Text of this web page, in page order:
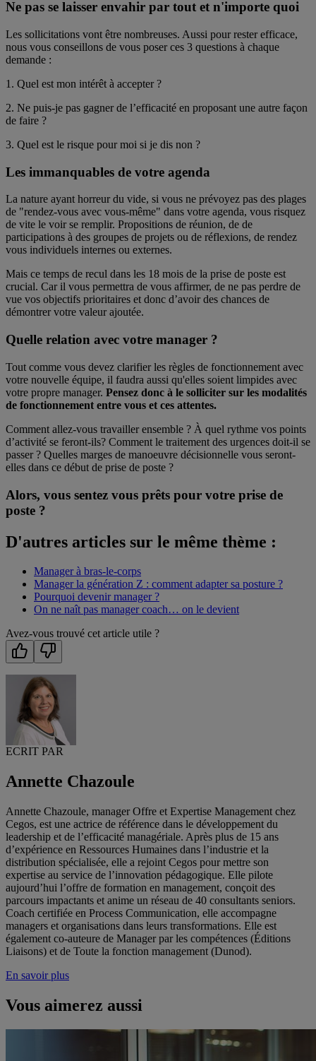
Ne pas se laisser envahir par tout et n'importe quoi
Les sollicitations vont être nombreuses. Aussi pour rester efficace,
nous vous conseillons de vous poser ces 3 questions à chaque
demande :
1. Quel est mon intérêt à accepter ?
2. Ne puis-je pas gagner de l’efficacité en proposant une autre façon
de faire ?
3. Quel est le risque pour moi si je dis non ?
Les immanquables de votre agenda
La nature ayant horreur du vide, si vous ne prévoyez pas des plages
de "rendez-vous avec vous-même" dans votre agenda, vous risquez
de vite le voir se remplir. Propositions de réunion, de de
participations à des groupes de projets ou de réflexions, de rendez
vous individuels internes ou externes.
Mais ce temps de recul dans les 18 mois de la prise de poste est
crucial. Car il vous permettra de vous affirmer, de ne pas perdre de
vue vos objectifs prioritaires et donc d’avoir des chances de
démontrer votre valeur ajoutée.
Quelle relation avec votre manager ?
Tout comme vous devez clarifier les règles de fonctionnement avec
votre nouvelle équipe, il faudra aussi qu'elles soient limpides avec
votre propre manager. Pensez donc à le solliciter sur les modalités
de fonctionnement entre vous et ces attentes.
Comment allez-vous travailler ensemble ? À quel rythme vos points
d’activité se feront-ils? Comment le traitement des urgences doit-il se
passer ? Quelles marges de manoeuvre décisionnelle vous seront-
elles dans ce début de prise de poste ?
Alors, vous sentez vous prêts pour votre prise de
poste ?
D'autres articles sur le même thème :
Manager à bras-le-corps
Manager la génération Z : comment adapter sa posture ?
Pourquoi devenir manager ?
On ne naît pas manager coach… on le devient
Avez-vous trouvé cet article utile ?
ECRIT PAR
Annette Chazoule
Annette Chazoule, manager Offre et Expertise Management chez
Cegos, est une actrice de référence dans le développement du
leadership et de l’efficacité managériale. Après plus de 15 ans
d’expérience en Ressources Humaines dans l’industrie et la
distribution spécialisée, elle a rejoint Cegos pour mettre son
expertise au service de l’innovation pédagogique. Elle pilote
aujourd’hui l’offre de formation en management, conçoit des
parcours impactants et anime un réseau de 40 consultants seniors.
Coach certifiée en Process Communication, elle accompagne
managers et organisations dans leurs transformations. Elle est
également co-auteure de Manager par les compétences (Éditions
Liaisons) et de Toute la fonction management (Dunod).
En savoir plus
Vous aimerez aussi